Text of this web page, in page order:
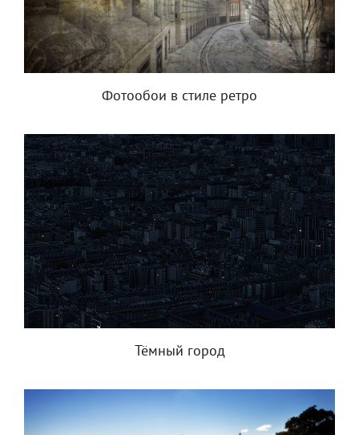
Фотообои в стиле ретро
Тёмный город